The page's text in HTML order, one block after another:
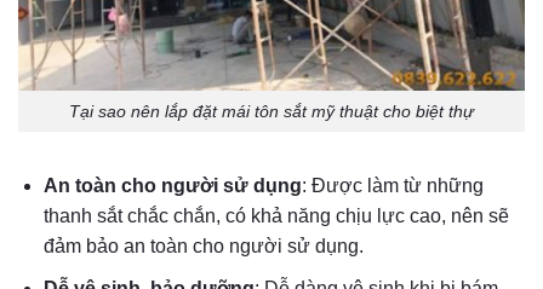
Tại sao nên lắp đặt mái tôn sắt mỹ thuật cho biệt thự
An toàn cho người sử dụng: Được làm từ những
thanh sắt chắc chắn, có khả năng chịu lực cao, nên sẽ
đảm bảo an toàn cho người sử dụng.